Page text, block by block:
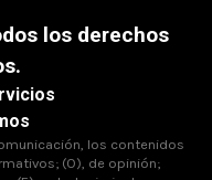
los derechos
los contenidos
(O), de opinión;